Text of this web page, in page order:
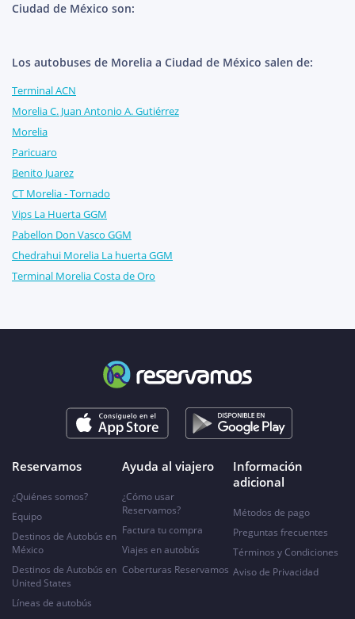
Ciudad de México son:
Los autobuses de Morelia a Ciudad de México salen de:
Terminal ACN
Morelia C. Juan Antonio A. Gutiérrez
Morelia
Paricuaro
Benito Juarez
CT Morelia - Tornado
Vips La Huerta GGM
Pabellon Don Vasco GGM
Chedrahui Morelia La huerta GGM
Terminal Morelia Costa de Oro
Reservamos
¿Quiénes somos?
Equipo
Destinos de Autobús en
México
Destinos de Autobús en
United States
Líneas de autobús
Ayuda al viajero
¿Cómo usar
Reservamos?
Factura tu compra
Viajes en autobús
Coberturas Reservamos
Información
adicional
Métodos de pago
Preguntas frecuentes
Términos y Condiciones
Aviso de Privacidad